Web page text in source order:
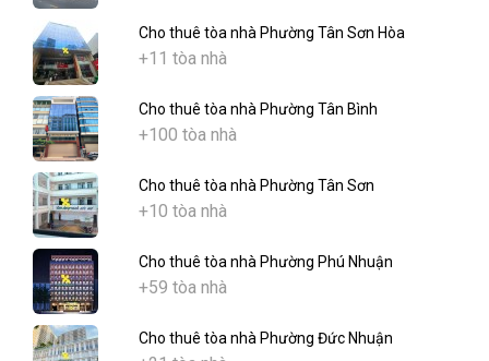
Cho thuê tòa nhà Phường Tân Sơn Hòa
+11 tòa nhà
Cho thuê tòa nhà Phường Tân Bình
+100 tòa nhà
Cho thuê tòa nhà Phường Tân Sơn
+10 tòa nhà
Cho thuê tòa nhà Phường Phú Nhuận
+59 tòa nhà
Cho thuê tòa nhà Phường Đức Nhuận